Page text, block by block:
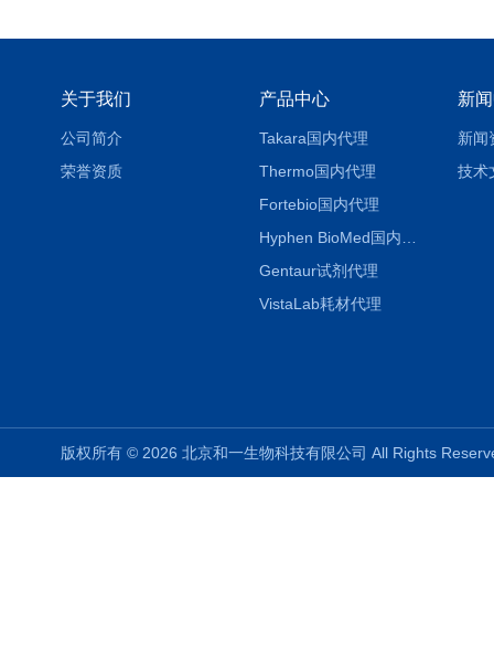
关于我们
公司简介
荣誉资质
产品中心
Takara国内代理
Thermo国内代理
Fortebio国内代理
Gentaur试剂代理
VistaLab耗材代理
新
新闻
技术
版权所有 © 2026 北京和一生物科技有限公司 All Rights